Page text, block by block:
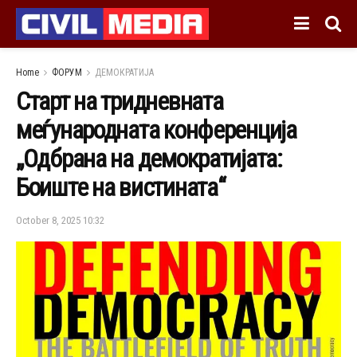
Home ФОРУМ ДЕМОКРАТИЈА
Старт на тридневната
меѓународната конференција
„Одбрана на демократијата:
Боиште на вистината“
October 8, 2025 10:32